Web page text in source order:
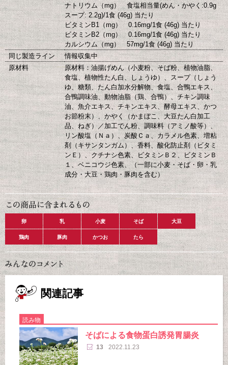
ナトリウム（mg） 食塩相当量(めん・かやく:0.9g
スープ: 2.2g)/1食 (46g) 当たり
ビタミンB1（mg） 0.16mg/1食 (46g) 当たり
ビタミンB2（mg） 0.16mg/1食 (46g) 当たり
カルシウム（mg） 57mg/1食 (46g) 当たり
同じ製造ライン
情報収集中
原材料
原材料：油揚げめん（小麦粉、そば粉、植物油脂、
食塩、植物性たん白、しょうゆ）、スープ（しょう
ゆ、糖類、たん白加水分解物、食塩、合鴨エキス、
合鴨調味油、動物油脂（鶏、合鴨）、チキン調味
油、魚介エキス、チキンエキス、酵母エキス、かつ
お節粉末）、かやく（かまぼこ、大豆たん白加工
品、ねぎ）／加工でん粉、調味料（アミノ酸等）、
リン酸塩（Ｎａ）、炭酸Ｃａ、カラメル色素、増粘
剤（キサンタンガム）、香料、酸化防止剤（ビタミ
ンＥ）、クチナシ色素、ビタミンＢ２、ビタミンＢ
１、ベニコウジ色素、（一部に小麦・そば・卵・乳
成分・大豆・鶏肉・豚肉を含む）
卵 乳 小麦 そば 大豆
鶏肉 豚肉 かつお たら
関連記事
読み物
そばによる食物蛋白誘発胃腸炎
13 2022.11.23